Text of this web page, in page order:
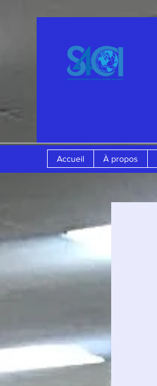
Accueil À propos